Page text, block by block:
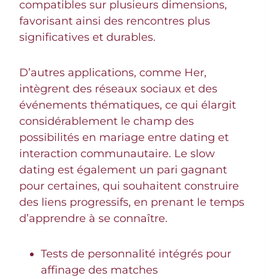
compatibles sur plusieurs dimensions,
favorisant ainsi des rencontres plus
significatives et durables.
D’autres applications, comme Her,
intègrent des réseaux sociaux et des
événements thématiques, ce qui élargit
considérablement le champ des
possibilités en mariage entre dating et
interaction communautaire. Le slow
dating est également un pari gagnant
pour certaines, qui souhaitent construire
des liens progressifs, en prenant le temps
d’apprendre à se connaître.
Tests de personnalité intégrés pour
affinage des matches